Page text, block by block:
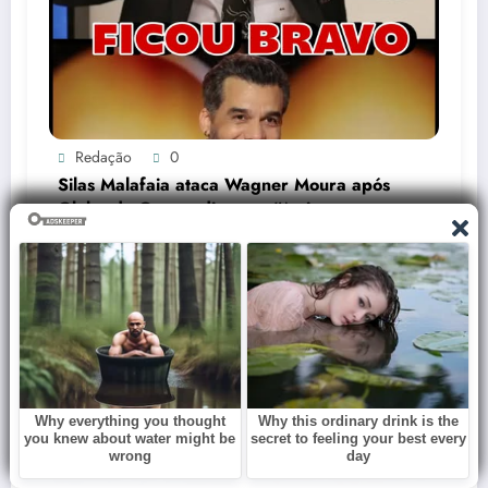
Redação 0
Silas Malafaia ataca Wagner Moura após
Globo de Ouro e dispara: “Artista
cretino”
Janeiro 14, 2026